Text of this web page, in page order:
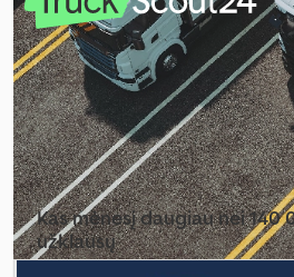
Kas mėnesį daugiau nei
užklausų